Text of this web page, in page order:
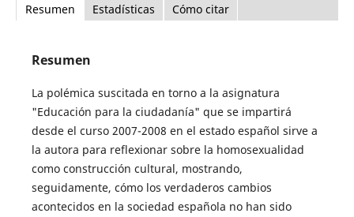
Resumen Estadísticas Cómo citar
Resumen
La polémica suscitada en torno a la asignatura
"Educación para la ciudadanía" que se impartirá
desde el curso 2007-2008 en el estado español sirve a
la autora para reflexionar sobre la homosexualidad
como construcción cultural, mostrando,
seguidamente, cómo los verdaderos cambios
acontecidos en la sociedad española no han sido